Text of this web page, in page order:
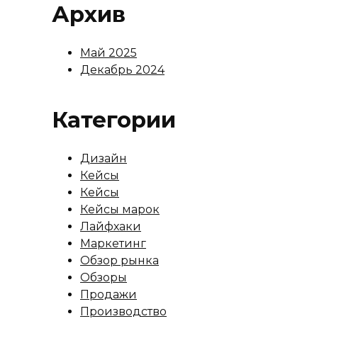
Архив
Май 2025
Декабрь 2024
Категории
Дизайн
Кейсы
Кейсы
Кейсы марок
Лайфхаки
Маркетинг
Обзор рынка
Обзоры
Продажи
Производство